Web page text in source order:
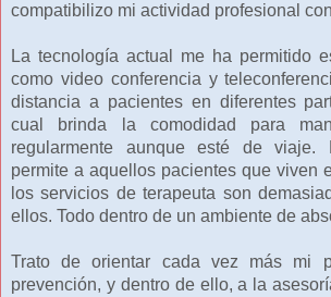
compatibilizo mi actividad profesional
La tecnología actual me ha permitido
como video conferencia y
distancia a pacientes en diferentes
cual brinda la comodidad para
regularmente aunque esté de viaje.
permite a aquellos pacientes que viven
los servicios de terapeuta son
ellos. Todo dentro de un ambiente de
Trato de orientar cada vez más mi
prevención, y dentro de ello, a la